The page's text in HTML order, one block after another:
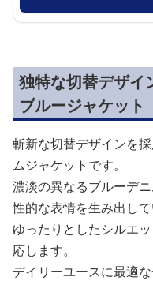
独特な切替デザイ
ブルージャケット
斬新な切替デザインを
ムジャケットです。
濃淡の異なるブルーデ
性的な表情を生み出して
ゆったりとしたシルエ
応します。
デイリーユースに最適な